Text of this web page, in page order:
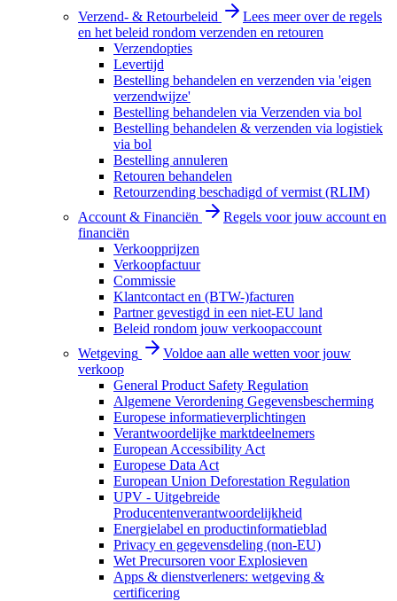
Verzend- & Retourbeleid
Lees meer over de regels
en het beleid rondom verzenden en retouren
Verzendopties
Levertijd
Bestelling behandelen en verzenden via 'eigen
verzendwijze'
Bestelling behandelen via Verzenden via bol
Bestelling behandelen & verzenden via logistiek
via bol
Bestelling annuleren
Retouren behandelen
Retourzending beschadigd of vermist (RLIM)
Account & Financiën
Regels voor jouw account en
financiën
Verkoopprijzen
Verkoopfactuur
Commissie
Klantcontact en (BTW-)facturen
Partner gevestigd in een niet-EU land
Beleid rondom jouw verkoopaccount
Wetgeving
Voldoe aan alle wetten voor jouw
verkoop
General Product Safety Regulation
Algemene Verordening Gegevensbescherming
Europese informatieverplichtingen
Verantwoordelijke marktdeelnemers
European Accessibility Act
Europese Data Act
European Union Deforestation Regulation
UPV - Uitgebreide
Producentenverantwoordelijkheid
Energielabel en productinformatieblad
Privacy en gegevensdeling (non-EU)
Wet Precursoren voor Explosieven
Apps & dienstverleners: wetgeving &
certificering